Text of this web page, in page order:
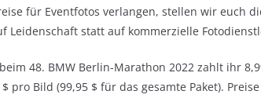
für Eventfotos verlangen, stellen wir euch
Leidenschaft statt auf kommerzielle
48. BMW Berlin-Marathon 2022 zahlt ihr
Bild (99,95 $ für das gesamte Paket).